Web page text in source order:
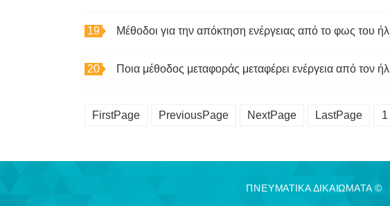
Μέθοδοι για την απόκτηση ενέργειας από το φως του
Ποια μέθοδος μεταφοράς μεταφέρει ενέργεια από τον
FirstPage PreviousPage NextPage LastPage 1
ΠΝΕΥΜΑΤΙΚΑ ΔΙΚΑΙΩΜΑΤΑ ©